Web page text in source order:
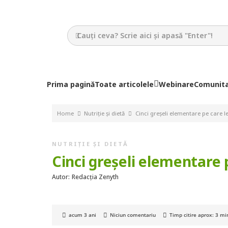
Prima paginăToate articolele Webinare
Home Nutriție și dietă Cinci greșeli elementare pe care
NUTRIȚIE ȘI DIETĂ
Cinci greșeli
Autor: Redacția Zenyth
acum 3 ani Niciun comentariu Timp citire aprox: 3